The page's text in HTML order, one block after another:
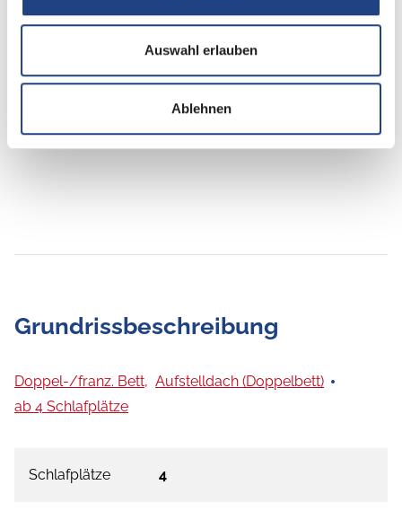
Auswahl erlauben
Ablehnen
Navigationssystem
Grundrissbeschreibung
Doppel-/franz. Bett, Aufstelldach (Doppelbett)
ab 4 Schlafplätze
Schlafplätze 4